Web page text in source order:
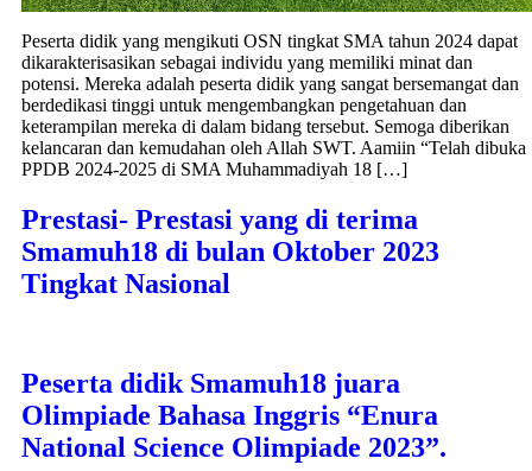
Peserta didik yang mengikuti OSN tingkat SMA tahun 2024 dapat
dikarakterisasikan sebagai individu yang memiliki minat dan
potensi. Mereka adalah peserta didik yang sangat bersemangat dan
berdedikasi tinggi untuk mengembangkan pengetahuan dan
keterampilan mereka di dalam bidang tersebut. Semoga diberikan
kelancaran dan kemudahan oleh Allah SWT. Aamiin “Telah dibuka
PPDB 2024-2025 di SMA Muhammadiyah 18 […]
Prestasi- Prestasi yang di terima
Smamuh18 di bulan Oktober 2023
Tingkat Nasional
Peserta didik Smamuh18 juara
Olimpiade Bahasa Inggris “Enura
National Science Olimpiade 2023”.